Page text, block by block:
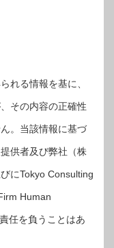
れる情報を基に、
その内容の正確性
。当該情報に基づ
供者及び弊社（株
にTokyo Consulting
Human
任を負うことはあ